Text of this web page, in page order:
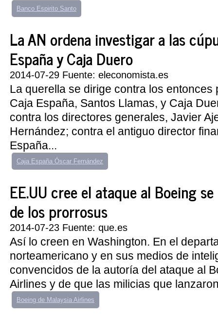
Banco Espirito Santo
La AN ordena investigar a las
España y Caja Duero
2014-07-29 Fuente: eleconomista.es
La querella se dirige contra los entonces
Caja España, Santos Llamas, y Caja
contra los directores generales, Javier
Hernández; contra el antiguo director
España...
Caja España Óscar Fernández
EE.UU cree el ataque al Boeing
de los prorrosus
2014-07-23 Fuente: que.es
Así lo creen en Washington. En el
norteamericano y en sus medios de
convencidos de la autoría del ataque al
Airlines y de que las milicias que
Boeing de Malaysia Airlines